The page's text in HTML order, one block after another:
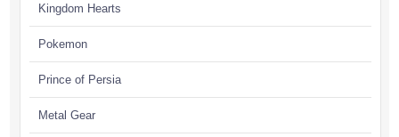
Kingdom Hearts
Pokemon
Prince of Persia
Metal Gear